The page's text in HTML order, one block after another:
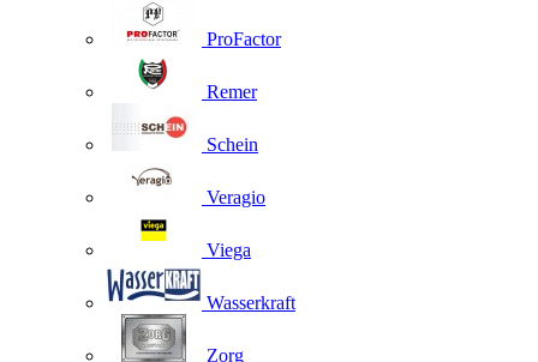
ProFactor
Remer
Schein
Veragio
Viega
Wasserkraft
Zorg